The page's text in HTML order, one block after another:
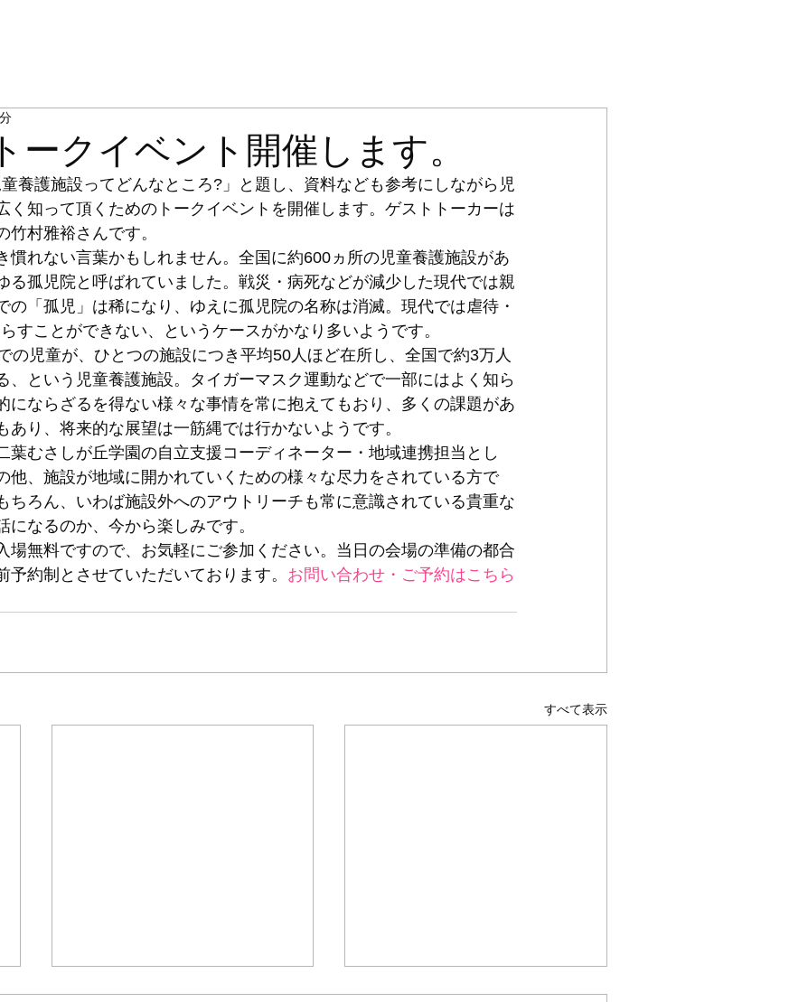
ークイベント開催します。
養護施設ってどんなところ?」と題し、資料なども参考にしながら児
く知って頂くためのトークイベントを開催します。ゲストトーカーは
竹村雅裕さんです。
慣れない言葉かもしれません。全国に約600ヵ所の児童養護施設があ
る孤児院と呼ばれていました。戦災・病死などが減少した現代では親
の「孤児」は稀になり、ゆえに孤児院の名称は消滅。現代では虐待・
すことができない、というケースがかなり多いようです。
の児童が、ひとつの施設につき平均50人ほど在所し、全国で約3万人
、という児童養護施設。タイガーマスク運動などで一部にはよく知ら
にならざるを得ない様々な事情を常に抱えてもおり、多くの課題があ
あり、将来的な展望は一筋縄では行かないようです。
葉むさしが丘学園の自立支援コーディネーター・地域連携担当とし
他、施設が地域に開かれていくための様々な尽力をされている方で
ちろん、いわば施設外へのアウトリーチも常に意識されている貴重な
になるのか、今から楽しみです。
場無料ですので、お気軽にご参加ください。当日の会場の準備の都合
予約制とさせていただいております。 お問い合わせ・ご予約はこちら
すべて表示